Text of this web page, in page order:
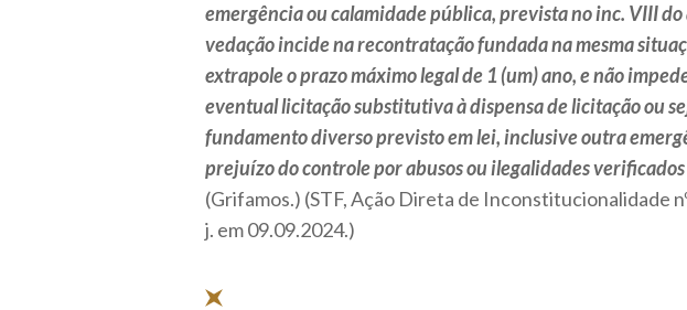
emergência ou calamidade pública, prevista no inc. VIII
vedação incide na recontratação fundada na mesma
extrapole o prazo máximo legal de 1 (um) ano, e não
eventual licitação substitutiva à dispensa de licitação ou
fundamento diverso previsto em lei, inclusive outra
prejuízo do controle por abusos ou ilegalidades
(Grifamos.) (STF, Ação Direta de Inconstitucionalidade
j. em 09.09.2024.)